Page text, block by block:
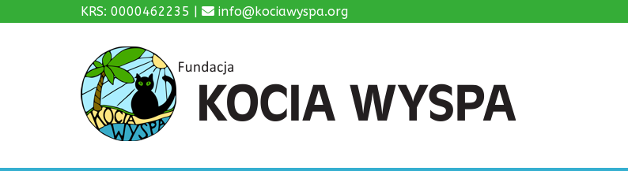
KRS: 0000462235 | info@kociawyspa.org